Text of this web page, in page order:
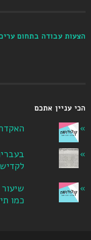
הצעות עבודה בתחום
הכי עניין אתכם
כמו